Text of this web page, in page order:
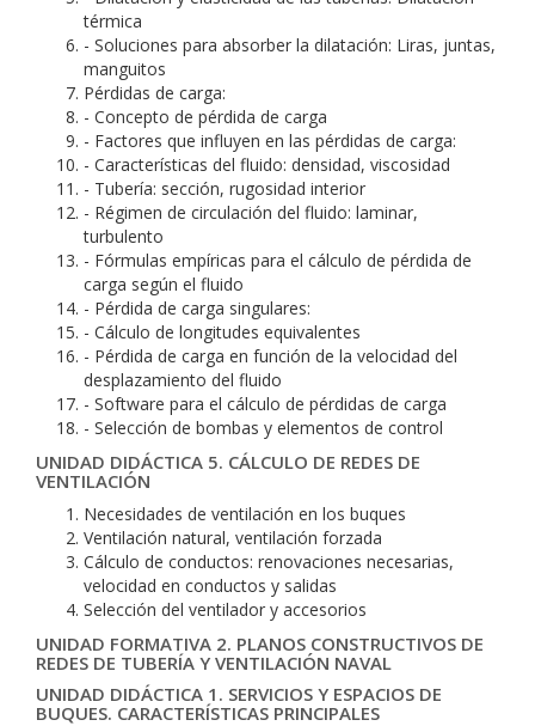
térmica
- Soluciones para absorber la dilatación: Liras, juntas,
manguitos
Pérdidas de carga:
- Concepto de pérdida de carga
- Factores que influyen en las pérdidas de carga:
- Características del fluido: densidad, viscosidad
- Tubería: sección, rugosidad interior
- Régimen de circulación del fluido: laminar,
turbulento
- Fórmulas empíricas para el cálculo de pérdida de
carga según el fluido
- Pérdida de carga singulares:
- Cálculo de longitudes equivalentes
- Pérdida de carga en función de la velocidad del
desplazamiento del fluido
- Software para el cálculo de pérdidas de carga
- Selección de bombas y elementos de control
UNIDAD DIDÁCTICA 5. CÁLCULO DE REDES DE
VENTILACIÓN
Necesidades de ventilación en los buques
Ventilación natural, ventilación forzada
Cálculo de conductos: renovaciones necesarias,
velocidad en conductos y salidas
Selección del ventilador y accesorios
UNIDAD FORMATIVA 2. PLANOS CONSTRUCTIVOS DE
REDES DE TUBERÍA Y VENTILACIÓN NAVAL
UNIDAD DIDÁCTICA 1. SERVICIOS Y ESPACIOS DE
BUQUES. CARACTERÍSTICAS PRINCIPALES